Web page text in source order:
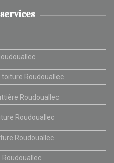
toiture Roudouallec
Roudouallec
Roudouallec
Roudouallec
Roudouallec